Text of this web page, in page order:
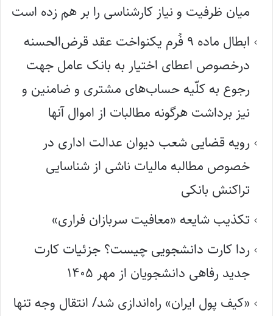
میان ظرفیت و نیاز کارشناسی را بر هم زده است
ابطال ماده ۹ فُرم یکنواخت عقد قرض‌الحسنه
درخصوص اعطای اختیار به بانک عامل جهت
رجوع به کلّیه حساب‌های مشتری و ضامنین و
نیز برداشت هرگونه مطالبات از اموال آنها
رویه قضایی شعب دیوان عدالت اداری در
خصوص مطالبه مالیات ناشی از شناسایی
تراکنش بانکی
تکذیب شایعه «معافیت سربازان فراری»
ردا کارت دانشجویی چیست؟ جزئیات کارت
جدید رفاهی دانشجویان از مهر ۱۴۰۵
«کیف پول ایران» راه‌اندازی شد/ انتقال وجه تنها